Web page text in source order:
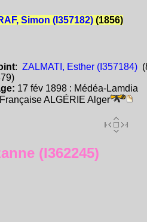
Simon (I357182)(1856)
: ZALMATI, Esther (I357184)
17 fév 1898 : Médéa-Lamdia
ALGÉRIE Alger
(I362245)